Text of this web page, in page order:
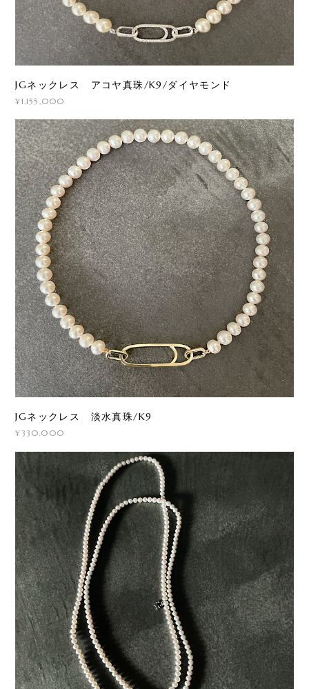
JGネックレス アコヤ真珠/K9/ダイヤモンド
¥1,155,000
JGネックレス 淡水真珠/K9
¥330,000